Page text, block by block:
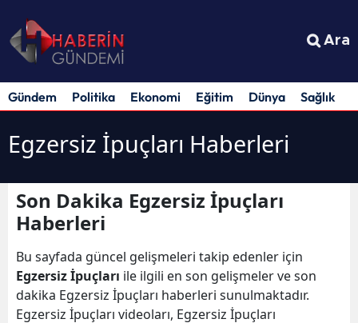
Ara
Gündem Politika Ekonomi Eğitim Dünya Sağlık
Egzersiz İpuçları Haberleri
Son Dakika Egzersiz İpuçları
Haberleri
Bu sayfada güncel gelişmeleri takip edenler için
Egzersiz İpuçları ile ilgili en son gelişmeler ve son
dakika Egzersiz İpuçları haberleri sunulmaktadır.
Egzersiz İpuçları videoları, Egzersiz İpuçları